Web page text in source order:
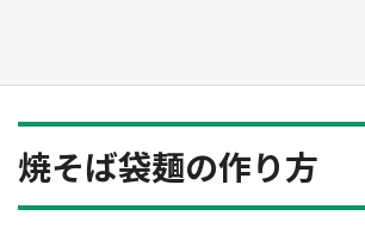
焼そば袋麺の作り方